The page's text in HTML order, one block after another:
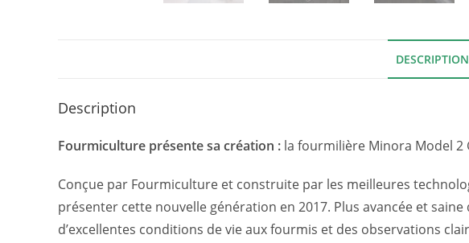
DESCRIPTION
Description
Fourmiculture présente sa création : la fourmilière Minora Model 2
Conçue par Fourmiculture et construite par les meilleures
présenter cette nouvelle génération en 2017. Plus avancée et
d’excellentes conditions de vie aux fourmis et des observations